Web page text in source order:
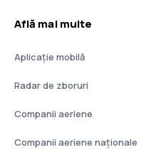
Află mai multe
Aplicație mobilă
Radar de zboruri
Companii aeriene
Companii aeriene naţionale